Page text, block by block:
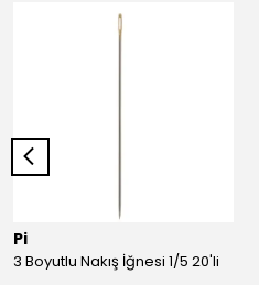
Pi
3 Boyutlu Nakış İğnesi 1/5 20'li